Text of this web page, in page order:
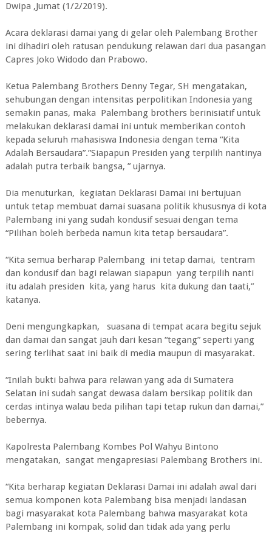
Dwipa ,Jumat (1/2/2019).
Acara deklarasi damai yang di gelar oleh Palembang Brother
ini dihadiri oleh ratusan pendukung relawan dari dua pasangan
Capres Joko Widodo dan Prabowo.
Ketua Palembang Brothers Denny Tegar, SH mengatakan,
sehubungan dengan intensitas perpolitikan Indonesia yang
semakin panas, maka Palembang brothers berinisiatif untuk
melakukan deklarasi damai ini untuk memberikan contoh
kepada seluruh mahasiswa Indonesia dengan tema “Kita
Adalah Bersaudara”.”Siapapun Presiden yang terpilih nantinya
adalah putra terbaik bangsa, ” ujarnya.
Dia menuturkan, kegiatan Deklarasi Damai ini bertujuan
untuk tetap membuat damai suasana politik khususnya di kota
Palembang ini yang sudah kondusif sesuai dengan tema
“Pilihan boleh berbeda namun kita tetap bersaudara”.
“Kita semua berharap Palembang ini tetap damai, tentram
dan kondusif dan bagi relawan siapapun yang terpilih nanti
itu adalah presiden kita, yang harus kita dukung dan taati,”
katanya.
Deni mengungkapkan, suasana di tempat acara begitu sejuk
dan damai dan sangat jauh dari kesan “tegang” seperti yang
sering terlihat saat ini baik di media maupun di masyarakat.
“Inilah bukti bahwa para relawan yang ada di Sumatera
Selatan ini sudah sangat dewasa dalam bersikap politik dan
cerdas intinya walau beda pilihan tapi tetap rukun dan damai,”
bebernya.
Kapolresta Palembang Kombes Pol Wahyu Bintono
mengatakan, sangat mengapresiasi Palembang Brothers ini.
“Kita berharap kegiatan Deklarasi Damai ini adalah awal dari
semua komponen kota Palembang bisa menjadi landasan
bagi masyarakat kota Palembang bahwa masyarakat kota
Palembang ini kompak, solid dan tidak ada yang perlu